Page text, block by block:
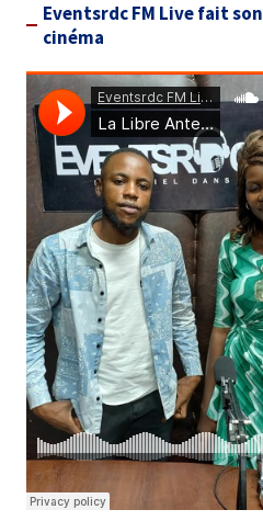
Eventsrdc FM Live fait son
cinéma